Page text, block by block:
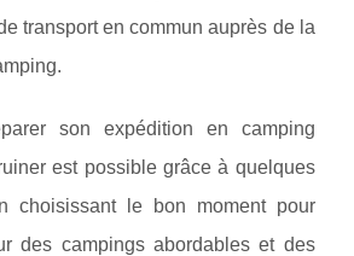
transport en commun auprès de la
son expédition en camping
est possible grâce à quelques
choisissant le bon moment pour
des campings abordables et des